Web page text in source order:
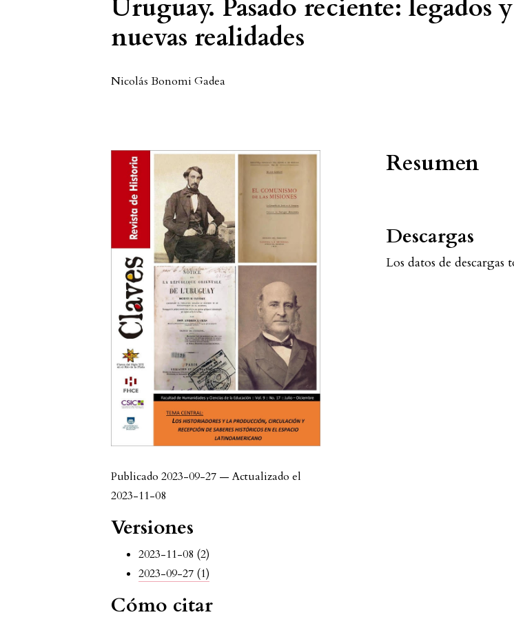
Uruguay. Pasado reciente: legados y
nuevas realidades
Nicolás Bonomi Gadea
Publicado 2023-09-27 — Actualizado el
2023-11-08
Versiones
2023-11-08 (2)
2023-09-27 (1)
Cómo citar
Resumen
Descargas
Los datos de descargas